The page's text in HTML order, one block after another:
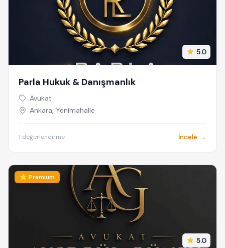
5.0
Parla Hukuk & Danışmanlık
Avukat
Ankara, Yenimahalle
1 değerlendirme İncele →
⭐ Premium
5.0